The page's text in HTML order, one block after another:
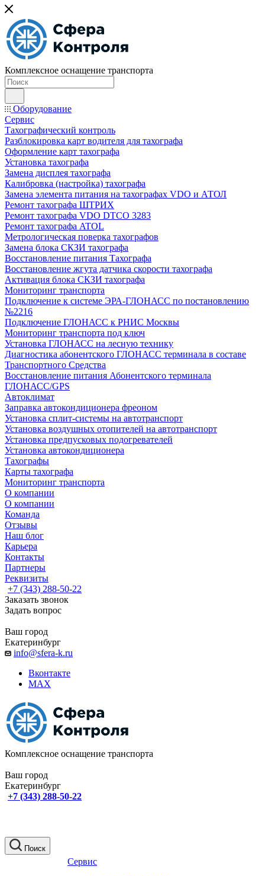
Комплексное оснащение транспорта
Оборудование
Сервис
Тахографический контроль
Разблокировка карт водителя для тахографа
Оформление карт тахографа
Установка тахографа
Замена дисплея тахографа
Калибровка (настройка) тахографа
Замена элемента питания на тахографах VDO и АТОЛ
Ремонт тахографа ШТРИХ
Ремонт тахографа VDO DTCO 3283
Ремонт тахографа ATOL
Метрологическая поверка тахографов
Замена блока СКЗИ тахографа
Восстановление питания Тахографа
Восстановление жгута датчика скорости тахографа
Активация блока СКЗИ тахографа
Мониторинг транспорта
Подключение к системе ЭРА-ГЛОНАСС по постановлению
№2216
Подключение ГЛОНАСС к РНИС Москвы
Мониторинг транспорта под ключ
Установка ГЛОНАСС на лесную технику
Диагностика абонентского ГЛОНАСС терминала в составе
Транспортного Средства
Восстановление питания Абонентского терминала
ГЛОНАСС/GPS
Автоклимат
Заправка автокондиционера фреоном
Установка сплит-системы на автотранспорт
Установка воздушных отопителей на автотранспорт
Установка предпусковых подогревателей
Установка автокондиционера
Тахографы
Карты тахографа
Мониторинг транспорта
О компании
О компании
Команда
Отзывы
Наш блог
Карьера
Контакты
Партнеры
Реквизиты
+7 (343) 288-50-22
Заказать звонок
Задать вопрос
Ваш город
Екатеринбург
info@sfera-k.ru
Вконтакте
MAX
Комплексное оснащение транспорта
Ваш город
Екатеринбург
+7 (343) 288-50-22
Поиск
Сервис